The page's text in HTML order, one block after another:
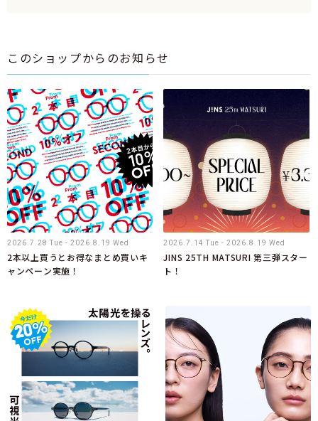
このショップからのお知らせ
2026.7.28 Tue - 2026.8.19 Wed
2本以上買うとお得なまとめ買いキ
ャンペーン実施！
2026.7.14 Tue - 2026.8.19 Wed
JINS 25TH MATSURI 第三弾スター
ト！